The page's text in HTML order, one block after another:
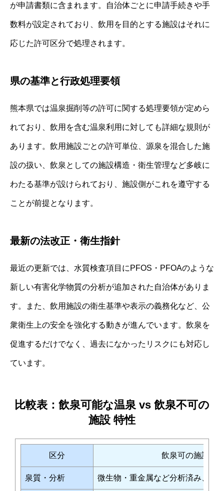
が申請書類に含まれます。自治体ごとに申請手続きや手
数料が設定されており、飲用を目的とする施設はそれに
応じた許可区分で処理されます。
県の基準と行政処理要領
熊本県では温泉掘削等の許可に関する処理要領が定めら
れており、飲用を含む温泉利用に対しても詳細な規則が
あります。飲用施設ごとの許可単位、源泉を混合した施
設の扱い、飲泉としての施設構造・衛生管理など多岐に
わたる基準が設けられており、施設側がこれを遵守する
ことが前提となります。
最新の法改正・衛生指針
最近の更新では、水質検査項目にPFOS・PFOAのような
新しい有害化学物質の分析が追加された自治体がありま
す。また、飲用施設の衛生基準や表示の義務化など、公
衆衛生上の安全を強化する動きが進んでいます。飲泉を
促進するだけでなく、過去になかったリスクにも対応し
ています。
比較表：飲泉可能な温泉 vs 飲泉不可の
施設 特性
区分 飲泉可の施設の
泉質・分析 微生物・重金属など分析済み、安